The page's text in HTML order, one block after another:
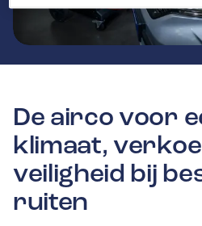
De airco voor
klimaat,
veiligheid bij
ruiten